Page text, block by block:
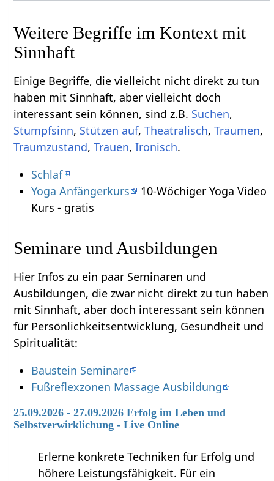
Weitere Begriffe im Kontext mit
Einige Begriffe, die vielleicht nicht direkt zu tun
haben mit Sinnhaft‏‎, aber vielleicht doch
interessant sein können, sind z.B.
,
, Stützen auf‏‎, ,
,
, ,Ironisch.
Schlaf
Yoga Anfängerkurs
10-Wöchiger Yoga Video
Kurs - gratis
Seminare und Ausbildungen
Hier Infos zu ein paar Seminaren und
Ausbildungen, die zwar nicht direkt zu tun haben
mit Sinnhaft‏‎, aber doch interessant sein können
für Persönlichkeitsentwicklung, Gesundheit und
Spiritualität:
Baustein Seminare
Fußreflexzonen Massage Ausbildung
25.09.2026 - 27.09.2026 Erfolg im Leben und
Selbstverwirklichung - Live Online
Erlerne konkrete Techniken für Erfolg und
höhere Leistungsfähigkeit. Für ein